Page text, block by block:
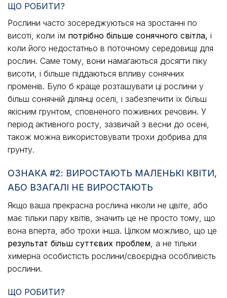
ЩО РОБИТИ?
Рослини часто зосереджуються на зростанні по
висоті, коли їм потрібно більше сонячного світла, і
коли його недостатньо в поточному середовищі для
рослин. Саме тому, вони намагаються досягти піку
висоти, і більше піддаються впливу сонячних
променів. Було б краще розташувати ці рослини у
більш сонячній ділянці оселі, і забезпечити їх більш
якісним грунтом, сповненого поживних речовин. У
період активного росту, зазвичай з весни до осені,
також можна використовувати трохи добрива для
грунту.
ОЗНАКА #2: ВИРОСТАЮТЬ МАЛЕНЬКІ КВІТИ,
АБО ВЗАГАЛІ НЕ ВИРОСТАЮТЬ
Якщо ваша прекрасна рослина ніколи не цвіте, або
має тільки пару квітів, значить це не просто тому, що
вона вперта, або трохи інша. Цілком можливо, що це
результат більш суттєвих проблем, а не тільки
химерна особистість рослини/своєрідна особливість
рослини.
ЩО РОБИТИ?